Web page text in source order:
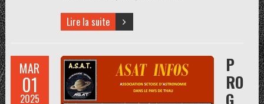
Lire la suite
MAR
01
2025
P
RO